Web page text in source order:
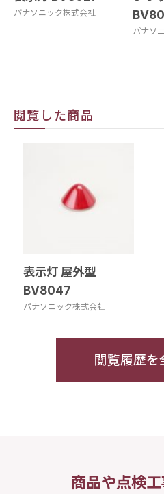
パナソニック株式会社
パナソ
閲覧した商品
表示灯 屋外型
BV8047
パナソニック株式会社
閲覧履歴を
商品や点検